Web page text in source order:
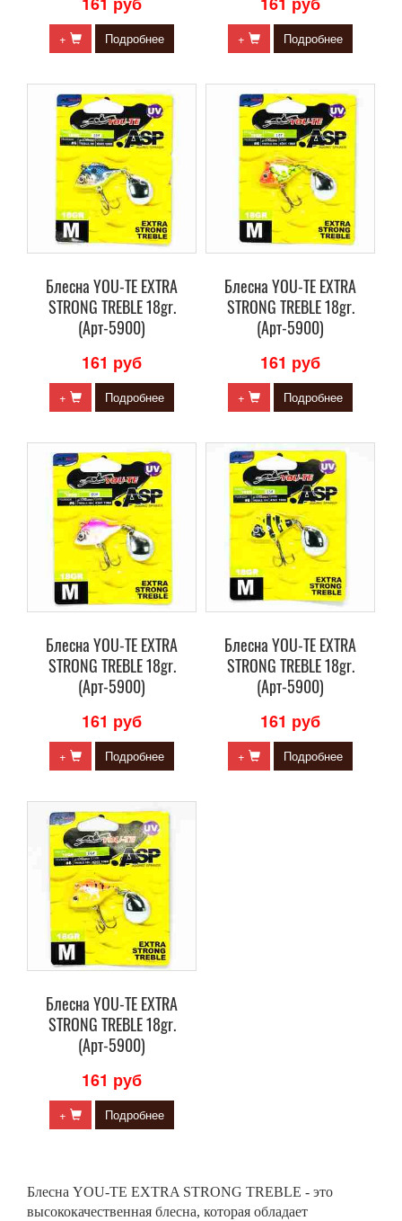
+ Подробнее + Подробнее
Блесна YOU-TE EXTRA
STRONG TREBLE 18gr.
(Арт-5900)
161 руб
+ Подробнее
Блесна YOU-TE EXTRA
STRONG TREBLE 18gr.
(Арт-5900)
161 руб
+ Подробнее
Блесна YOU-TE EXTRA
STRONG TREBLE 18gr.
(Арт-5900)
161 руб
+ Подробнее
Блесна YOU-TE EXTRA
STRONG TREBLE 18gr.
(Арт-5900)
161 руб
+ Подробнее
Блесна YOU-TE EXTRA
STRONG TREBLE 18gr.
(Арт-5900)
161 руб
+ Подробнее
Блесна YOU-TE EXTRA STRONG TREBLE - это
высококачественная блесна, которая обладает